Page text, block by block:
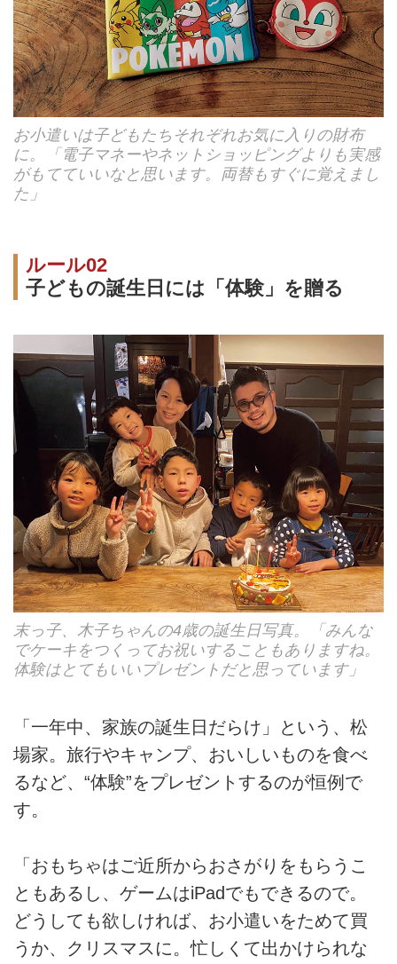
お小遣いは子どもたちそれぞれお気に入りの財布
に。「電子マネーやネットショッピングよりも実感
がもてていいなと思います。両替もすぐに覚えまし
た」
ルール02
子どもの誕生日には「体験」を贈る
末っ子、木子ちゃんの4歳の誕生日写真。「みんな
でケーキをつくってお祝いすることもありますね。
体験はとてもいいプレゼントだと思っています」
「一年中、家族の誕生日だらけ」という、松
場家。旅行やキャンプ、おいしいものを食べ
るなど、“体験”をプレゼントするのが恒例で
す。
「おもちゃはご近所からおさがりをもらうこ
ともあるし、ゲームはiPadでもできるので。
どうしても欲しければ、お小遣いをためて買
うか、クリスマスに。忙しくて出かけられな